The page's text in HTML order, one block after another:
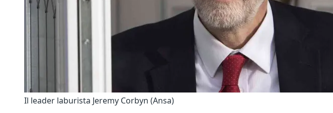
Il leader laburista Jeremy Corbyn (Ansa)